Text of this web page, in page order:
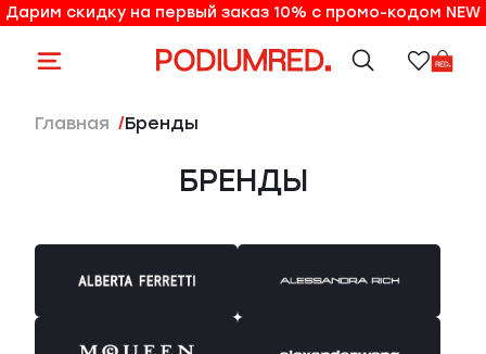
10% на первый заказ по промо-коду NEW
Дарим скидку на первый заказ 10% с промо-кодом NEW
Главная Бренды
БРЕНДЫ